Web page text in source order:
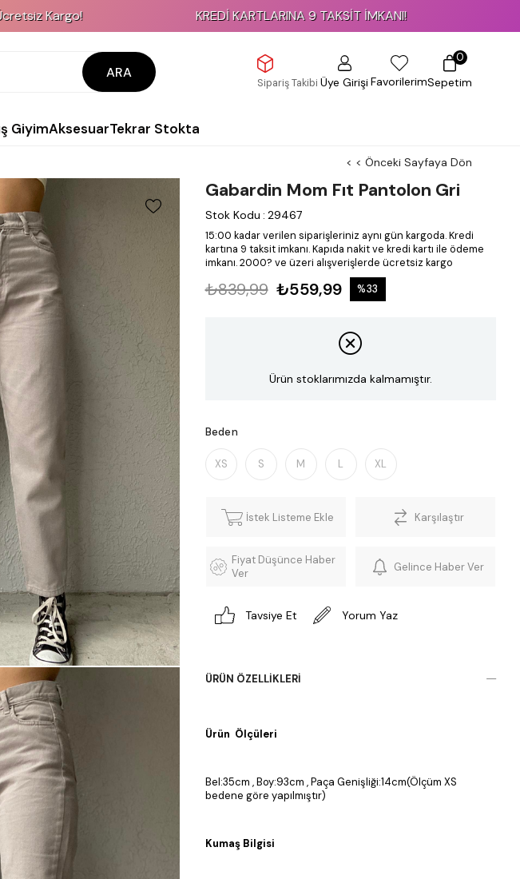
KREDİ KARTLARINA 9 TAKSİT İMKANI!
ARA
Sipariş Takibi Üye GirişiFavorilerimSepetim
0
GiyimAksesuarTekrar Stokta
< < Önceki Sayfaya Dön
Gabardin Mom Fıt Pantolon Gri
Stok Kodu : 29467
15:00 kadar verilen siparişleriniz aynı gün kargoda. Kredi
kartına 9 taksit imkanı. Kapıda nakit ve kredi kartı ile ödeme
imkanı. 2000? ve üzeri alışverişlerde ücretsiz kargo
₺839,99 ₺559,99 %33
Ürün stoklarımızda kalmamıştır.
Beden
XS S M L XL
İstek Listeme Ekle Karşılaştır
Fiyat Düşünce Haber
Ver
Gelince Haber Ver
Tavsiye Et Yorum Yaz
ÜRÜN ÖZELLIKLERI
Ürün Ölçüleri
Bel:35cm , Boy:93cm , Paça Genişliği:14cm(Ölçüm XS
bedene göre yapılmıştır)
Kumaş Bilgisi